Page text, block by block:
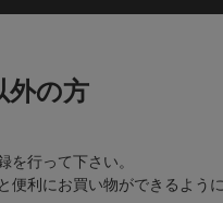
外の方
行って下さい。
利にお買い物ができるように